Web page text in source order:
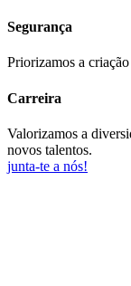
Segurança
Priorizamos a
Carreira
Valorizamos a
novos talentos.
junta-te a nós!